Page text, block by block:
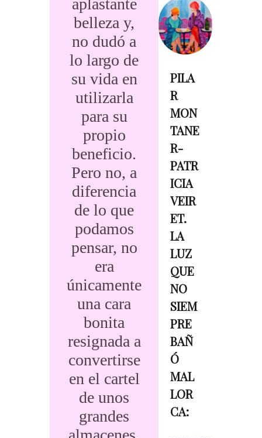
aplastante
belleza y,
no dudó a
lo largo de
su vida en
utilizarla
para su
propio
beneficio.
Pero no, a
diferencia
de lo que
podamos
pensar, no
era
únicamente
una cara
bonita
resignada a
convertirse
en el cartel
de unos
grandes
PILA
R
MON
TANE
R-
PATR
ICIA
VEIR
ET.
LA
LUZ
QUE
NO
SIEM
PRE
BAÑ
Ó
MAL
LOR
CA: